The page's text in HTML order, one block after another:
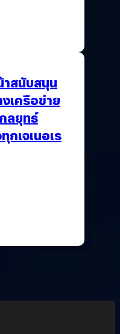
าสนับสนุน
เครือข่าย
ลยุทธ์
กเจเนอเร